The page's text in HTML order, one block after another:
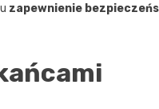
zapewnienie